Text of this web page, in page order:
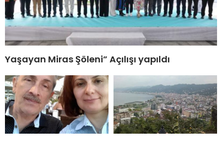
Yaşayan Miras Şöleni” Açılışı yapıldı